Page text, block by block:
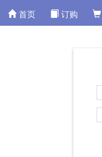
首页 订购